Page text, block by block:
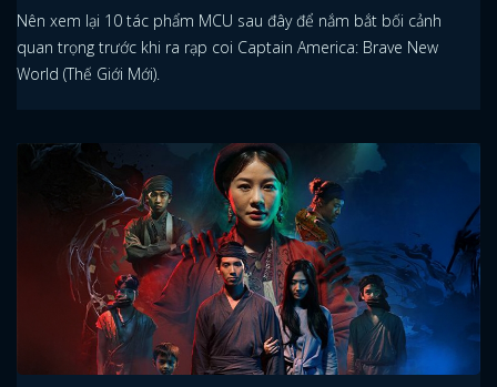
Nên xem lại 10 tác phẩm MCU sau đây để nắm bắt bối cảnh
quan trọng trước khi ra rạp coi Captain America: Brave New
World (Thế Giới Mới).